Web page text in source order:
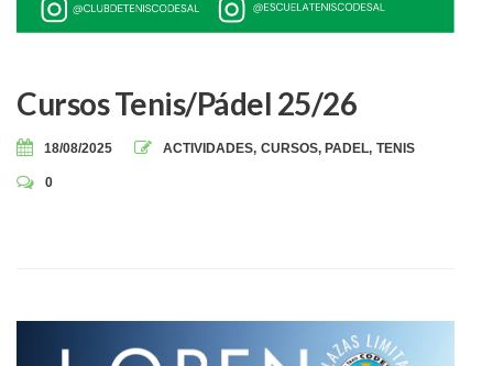
Cursos Tenis/Pádel 25/26
18/08/2025 ACTIVIDADES, CURSOS, PADEL, TENIS
0